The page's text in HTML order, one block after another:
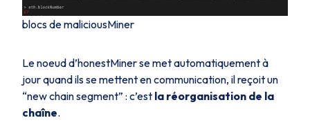
blocs de maliciousMiner
Le noeud d’honestMinerse met automatiquement à
jour quand ils se mettent en communication, il reçoit un
“new chain segment” : c’est la réorganisation de la
chaîne.